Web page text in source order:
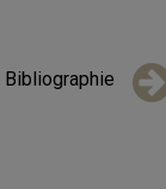
Bibliographie